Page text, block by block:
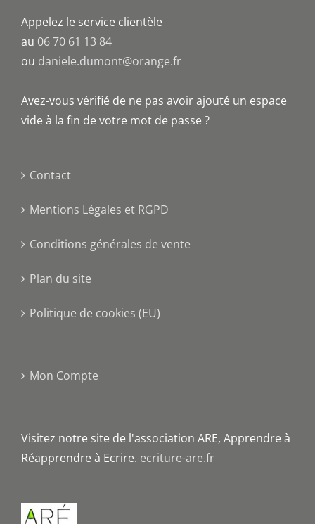
Appelez le service clientèle
au 06 70 61 13 84
ou daniele.dumont@orange.fr
Avez-vous vérifié de ne pas avoir ajouté un espace
vide à la fin de votre mot de passe ?
Contact
Mentions Légales et RGPD
Conditions générales de vente
Plan du site
Politique de cookies (EU)
Mon Compte
Visitez notre site de l'association ARE, Apprendre à
Réapprendre à Ecrire. ecriture-are.fr